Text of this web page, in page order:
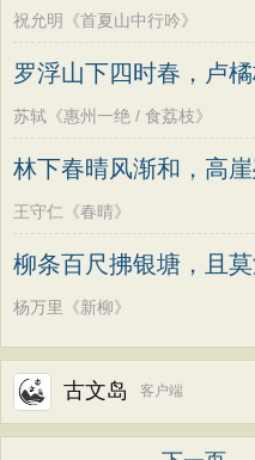
祝允明《首夏山中行吟》
罗浮山下四时春，卢橘
苏轼《惠州一绝 / 食荔枝》
林下春晴风渐和，高崖
王守仁《春晴》
柳条百尺拂银塘，且莫
杨万里《新柳》
古文岛 客户端